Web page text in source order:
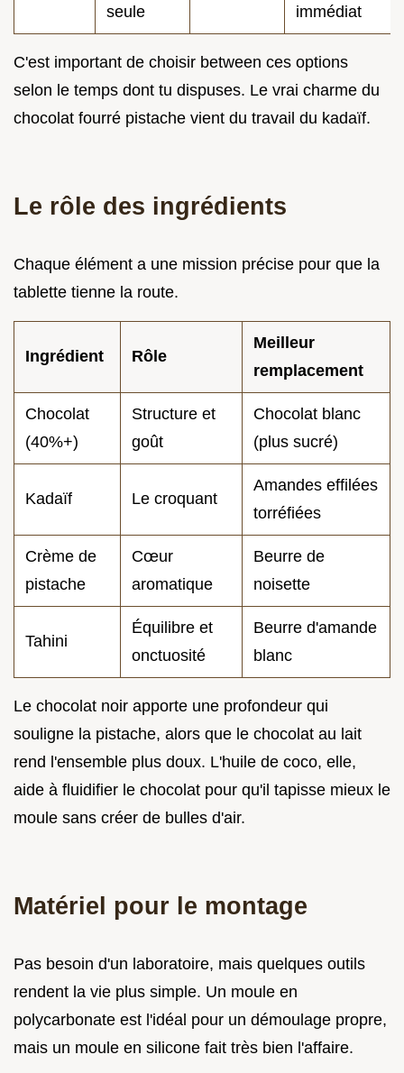
seule immédiat
C'est important de choisir between ces options
selon le temps dont tu dispuses. Le vrai charme du
chocolat fourré pistache vient du travail du kadaïf.
Le rôle des ingrédients
Chaque élément a une mission précise pour que la
tablette tienne la route.
Ingrédient Rôle
Meilleur
remplacement
Chocolat
(40%+)
Structure et
goût
Chocolat blanc
(plus sucré)
Kadaïf Le croquant
Amandes effilées
torréfiées
Crème de
pistache
Cœur
aromatique
Beurre de
noisette
Tahini
Équilibre et
onctuosité
Beurre d'amande
blanc
Le chocolat noir apporte une profondeur qui
souligne la pistache, alors que le chocolat au lait
rend l'ensemble plus doux. L'huile de coco, elle,
aide à fluidifier le chocolat pour qu'il tapisse mieux le
moule sans créer de bulles d'air.
Matériel pour le montage
Pas besoin d'un laboratoire, mais quelques outils
rendent la vie plus simple. Un moule en
polycarbonate est l'idéal pour un démoulage propre,
mais un moule en silicone fait très bien l'affaire.